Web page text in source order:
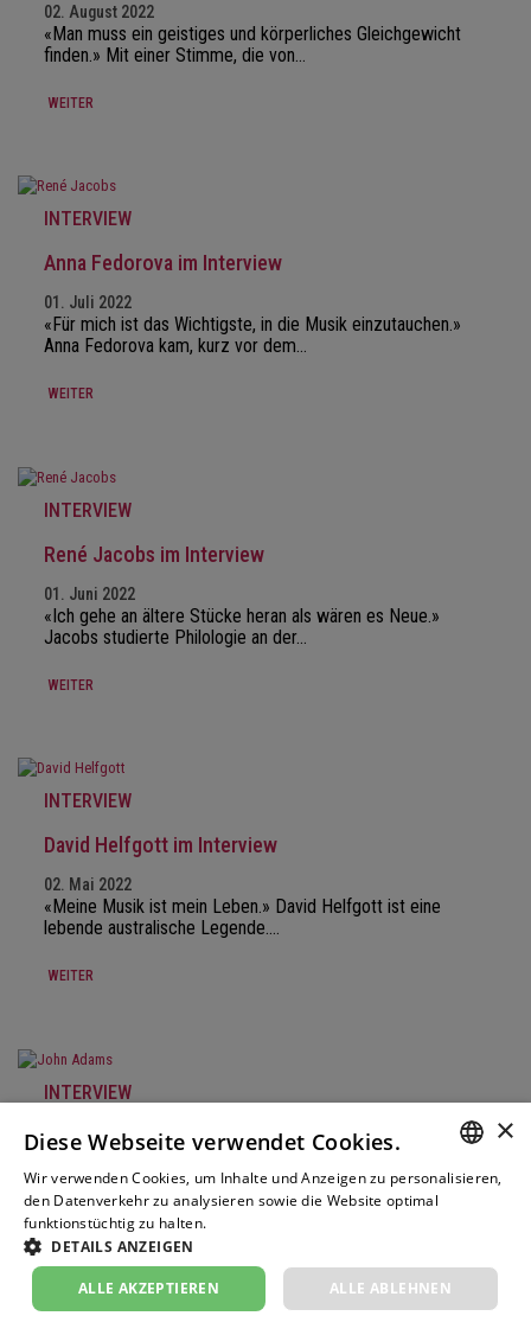
02. August 2022
«Man muss ein geistiges und körperliches Gleichgewicht
finden.» Mit einer Stimme, die von…
WEITER
INTERVIEW
Anna Fedorova im Interview
01. Juli 2022
«Für mich ist das Wichtigste, in die Musik einzutauchen.»
Anna Fedorova kam, kurz vor dem…
WEITER
INTERVIEW
René Jacobs im Interview
01. Juni 2022
«Ich gehe an ältere Stücke heran als wären es Neue.»
Jacobs studierte Philologie an der…
WEITER
INTERVIEW
David Helfgott im Interview
02. Mai 2022
«Meine Musik ist mein Leben.» David Helfgott ist eine
lebende australische Legende.…
WEITER
INTERVIEW
Helena Winkelman im Interview
01. April 2022
«Leben und Komponieren sind untrennbar verwoben.»
Helena Winkelman gilt als eine der…
WEITER
×
Diese Webseite verwendet Cookies.
Wir verwenden Cookies, um Inhalte und Anzeigen zu personalisieren,
den Datenverkehr zu analysieren sowie die Website optimal
funktionstüchtig zu halten.
DETAILS ANZEIGEN
ALLE AKZEPTIEREN ALLE ABLEHNEN